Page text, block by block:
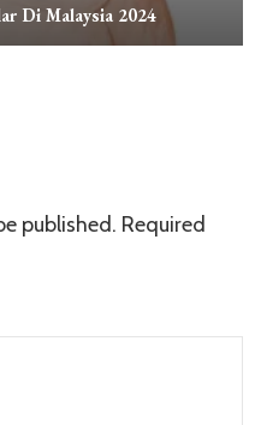
Di Malaysia 2024
published. Required